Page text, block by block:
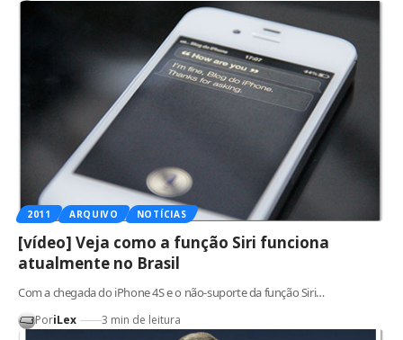
2011 ARQUIVO NOTÍCIAS
[vídeo] Veja como a função Siri funciona
atualmente no Brasil
Com a chegada do iPhone 4S e o não-suporte da função Siri…
PoriLex 3 min de leitura